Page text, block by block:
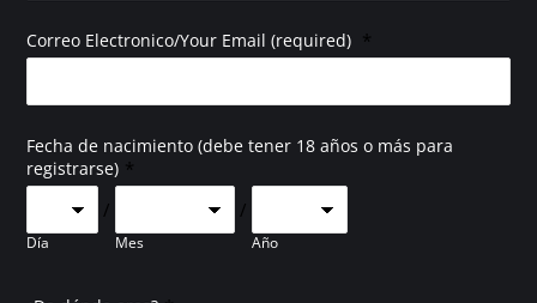
Correo Electronico/Your Email (required) *
Fecha de nacimiento (debe tener 18 años o más para
registrarse) *
Día
/
Mes
/
Año